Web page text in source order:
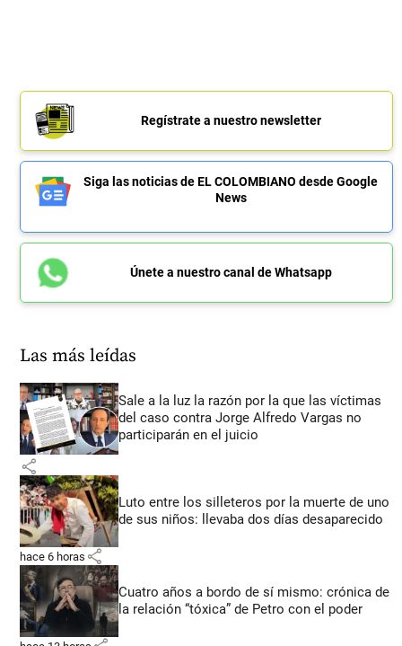
Regístrate a nuestro newsletter
Siga las noticias de EL COLOMBIANO desde Google
News
Únete a nuestro canal de Whatsapp
Las más leídas
Sale a la luz la razón por la que las víctimas
del caso contra Jorge Alfredo Vargas no
participarán en el juicio
share
Luto entre los silleteros por la muerte de uno
de sus niños: llevaba dos días desaparecido
hace 6 horas share
Cuatro años a bordo de sí mismo: crónica de
la relación “tóxica” de Petro con el poder